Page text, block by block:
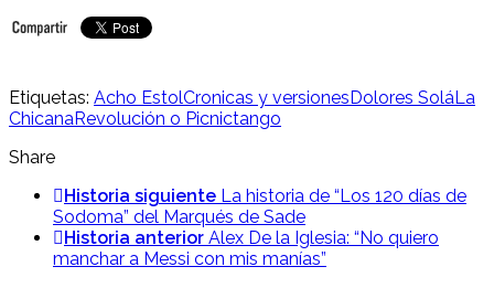
Etiquetas: Acho EstolCronicas y versionesDolores SoláLa
ChicanaRevolución o Picnictango
Share
Historia siguiente La historia de “Los 120 días de
Sodoma” del Marqués de Sade
Historia anterior Alex De la Iglesia: “No quiero
manchar a Messi con mis manías”